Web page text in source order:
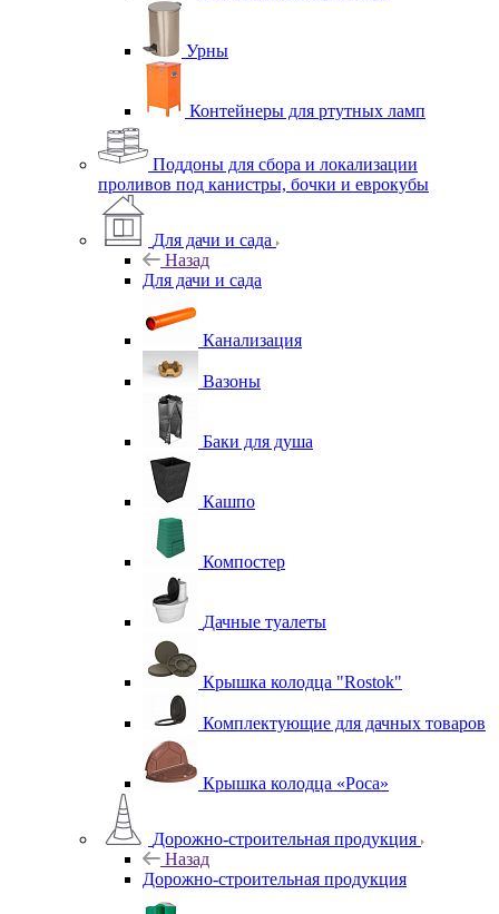
Урны
Контейнеры для ртутных ламп
Поддоны для сбора и локализации
проливов под канистры, бочки и еврокубы
Для дачи и сада
Назад
Для дачи и сада
Канализация
Вазоны
Баки для душа
Кашпо
Компостер
Дачные туалеты
Крышка колодца "Rostok"
Комплектующие для дачных товаров
Крышка колодца «Роса»
Дорожно-строительная продукция
Назад
Дорожно-строительная продукция